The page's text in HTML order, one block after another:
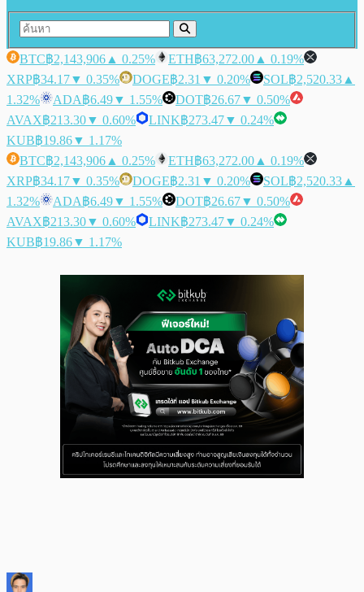
BTC฿2,143,906 ▲ 0.25% ETH฿63,272.00 ▲ 0.19%
XRP฿34.17▼ 0.35% DOGE฿2.31 ▼ 0.20% SOL฿2,520.33 ▲
1.32%
ADA฿6.49▼ 1.55% DOT฿26.67▼ 0.50%
AVAX฿213.30▼ 0.60% LINK฿273.47▼ 0.24%
KUB฿19.86▼ 1.17%
BTC฿2,143,906 ▲ 0.25% ETH฿63,272.00 ▲ 0.19%
XRP฿34.17▼ 0.35% DOGE฿2.31 ▼ 0.20% SOL฿2,520.33 ▲
1.32%
ADA฿6.49▼ 1.55% DOT฿26.67▼ 0.50%
AVAX฿213.30▼ 0.60% LINK฿273.47▼ 0.24%
KUB฿19.86▼ 1.17%